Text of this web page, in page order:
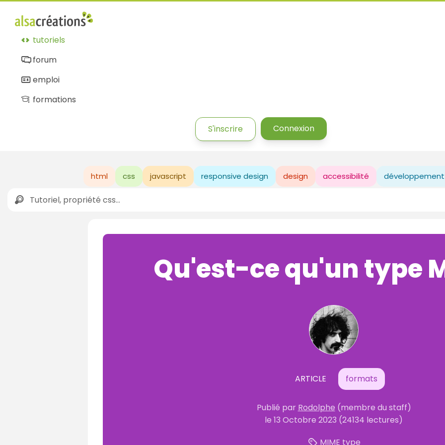
tutoriels
forum
emploi
formations
S'inscrire Connexion
html css javascript responsive design design accessibilité développement
Qu'est-ce qu'un type
ARTICLE formats
Publié par Rodolphe (membre du staff)
le 13 Octobre 2023 (24134 lectures)
MIME type